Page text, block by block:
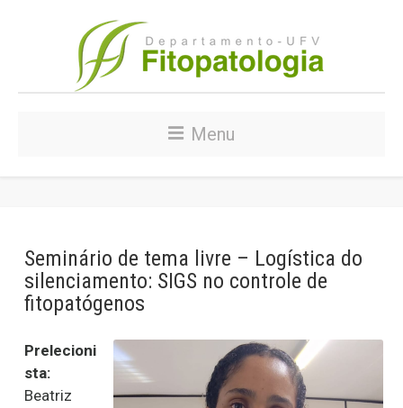
Menu
Seminário de tema livre – Logística do
silenciamento: SIGS no controle de
fitopatógenos
Prelecioni
sta:
Beatriz